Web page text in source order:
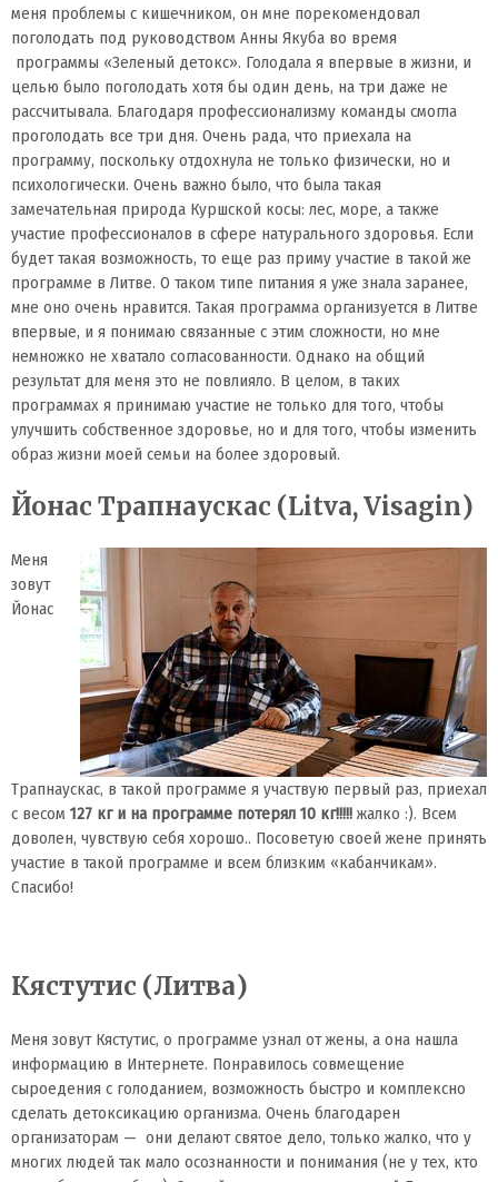
меня проблемы с кишечником, он мне порекомендовал
поголодать под руководством Анны Якуба во время
программы «Зеленый детокс». Голодала я впервые в жизни, и
целью было поголодать хотя бы один день, на три даже не
рассчитывала. Благодаря профессионализму команды смогла
проголодать все три дня. Очень рада, что приехала на
программу, поскольку отдохнула не только физически, но и
психологически. Очень важно было, что была такая
замечательная природа Куршской косы: лес, море, а также
участие профессионалов в сфере натурального здоровья. Если
будет такая возможность, то еще раз приму участие в такой же
программе в Литве. О таком типе питания я уже знала заранее,
мне оно очень нравится. Такая программа организуется в Литве
впервые, и я понимаю связанные с этим сложности, но мне
немножко не хватало согласованности. Однако на общий
результат для меня это не повлияло. В целом, в таких
программах я принимаю участие не только для того, чтобы
улучшить собственное здоровье, но и для того, чтобы изменить
образ жизни моей семьи на более здоровый.
Йонас Трапнаускас (Litva, Visagin)
Меня
зовут
Йонас
Трапнаускас, в такой программе я участвую первый раз, приехал
с весом 127 кг и на программе потерял 10 кг!!!!! жалко :). Всем
доволен, чувствую себя хорошо.. Посоветую своей жене принять
участие в такой программе и всем близким «кабанчикам».
Спасибо!
Кястутис (Литва)
Меня зовут Кястутис, о программе узнал от жены, а она нашла
информацию в Интернете. Понравилось совмещение
сыроедения с голоданием, возможность быстро и комплексно
сделать детоксикацию организма. Очень благодарен
организаторам — они делают святое дело, только жалко, что у
многих людей так мало осознанности и понимания (не у тех, кто